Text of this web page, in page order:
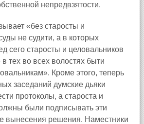
непредвзятости.
«без старосты и
не судити, а в которых
сего старосты и целовальников
тех во всех волостях быти
Кроме этого, теперь
заседаний думские дьяки
протоколы, а староста и
были подписывать эти
вынесения решения. Наместники